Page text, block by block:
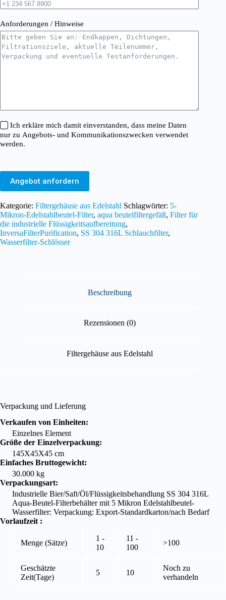
Anforderungen / Hinweise
Ich erkläre mich damit einverstanden, dass meine Daten
nur zu Angebots- und Kommunikationszwecken verwendet
werden.
Angebot anfordern
Kategorie: Filtergehäuse aus Edelstahl Schlagwörter: 5-
Mikron-Edelstahlbeutel-Filter, aqua beutelfiltergefäß, Filter für
die industrielle Flüssigkeitsaufbereitung,
InversaFilterPurification, SS 304 316L Schlauchfilter,
Wasserfilter-Schlösser
Beschreibung
Rezensionen (0)
Filtergehäuse aus Edelstahl
Verpackung und Lieferung
Verkaufen von Einheiten:
Einzelnes Element
Größe der Einzelverpackung:
145X45X45 cm
Einfaches Bruttogewicht:
30.000 kg
Verpackungsart:
Industrielle Bier/Saft/Öl/Flüssigkeitsbehandlung SS 304 316L
Aqua-Beutel-Filterbehälter mit 5 Mikron Edelstahlbeutel-
Wasserfilter: Verpackung: Export-Standardkarton/nach Bedarf
Vorlaufzeit :
Menge (Sätze)
1 -
10
11 -
100
>100
Geschätzte
Zeit(Tage)
5 10
Noch zu
verhandeln